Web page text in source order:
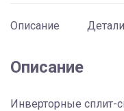
Описание Детали
Описание
Инверторные сплит-